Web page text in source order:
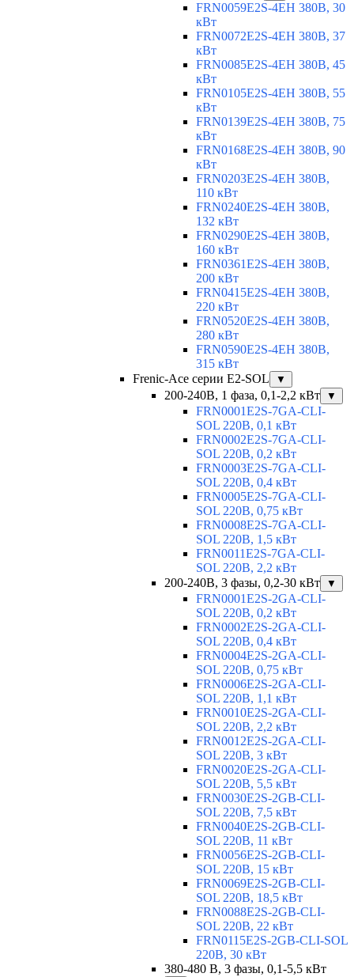
FRN0059E2S-4EH 380В, 30
кВт
FRN0072E2S-4EH 380В, 37
кВт
FRN0085E2S-4EH 380В, 45
кВт
FRN0105E2S-4EH 380В, 55
кВт
FRN0139E2S-4EH 380В, 75
кВт
FRN0168E2S-4EH 380В, 90
кВт
FRN0203E2S-4EH 380В,
110 кВт
FRN0240E2S-4EH 380В,
132 кВт
FRN0290E2S-4EH 380В,
160 кВт
FRN0361E2S-4EH 380В,
200 кВт
FRN0415E2S-4EH 380В,
220 кВт
FRN0520E2S-4EH 380В,
280 кВт
FRN0590E2S-4EH 380В,
315 кВт
Frenic-Ace серии E2-SOL
▼
200-240В, 1 фаза, 0,1-2,2 кВт ▼
FRN0001E2S-7GA-CLI-
SOL 220В, 0,1 кВт
FRN0002E2S-7GA-CLI-
SOL 220В, 0,2 кВт
FRN0003E2S-7GA-CLI-
SOL 220В, 0,4 кВт
FRN0005E2S-7GA-CLI-
SOL 220В, 0,75 кВт
FRN0008E2S-7GA-CLI-
SOL 220В, 1,5 кВт
FRN0011E2S-7GA-CLI-
SOL 220В, 2,2 кВт
200-240В, 3 фазы, 0,2-30 кВт
▼
FRN0001E2S-2GA-CLI-
SOL 220В, 0,2 кВт
FRN0002E2S-2GA-CLI-
SOL 220В, 0,4 кВт
FRN0004E2S-2GA-CLI-
SOL 220В, 0,75 кВт
FRN0006E2S-2GA-CLI-
SOL 220В, 1,1 кВт
FRN0010E2S-2GA-CLI-
SOL 220В, 2,2 кВт
FRN0012E2S-2GA-CLI-
SOL 220В, 3 кВт
FRN0020E2S-2GA-CLI-
SOL 220В, 5,5 кВт
FRN0030E2S-2GB-CLI-
SOL 220В, 7,5 кВт
FRN0040E2S-2GB-CLI-
SOL 220В, 11 кВт
FRN0056E2S-2GB-CLI-
SOL 220В, 15 кВт
FRN0069E2S-2GB-CLI-
SOL 220В, 18,5 кВт
FRN0088E2S-2GB-CLI-
SOL 220В, 22 кВт
FRN0115E2S-2GB-CLI-SOL
220В, 30 кВт
380-480 В, 3 фазы, 0,1-5,5 кВт